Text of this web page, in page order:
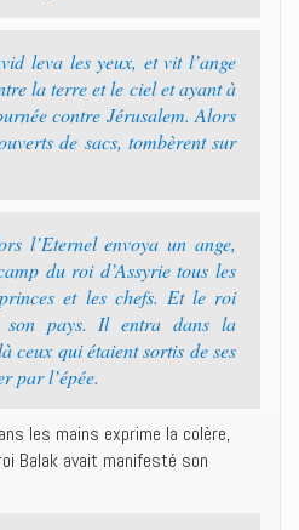
leva les yeux, et vit l’ange
la terre et le ciel et ayant à
contre Jérusalem. Alors
de sacs, tombèrent sur
l’Eternel envoya un ange,
du roi d’Assyrie tous les
et les chefs. Et le roi
son pays. Il entra dans la
ceux qui étaient sortis de ses
par l’épée.
les mains exprime la colère,
Balak avait manifesté son